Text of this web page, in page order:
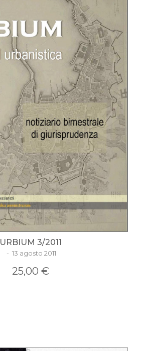
URBIUM 3/2011
- 13 agosto 2011
25,00 €